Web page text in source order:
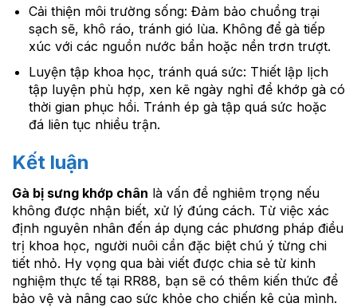
Cải thiện môi trường sống: Đảm bảo chuồng trại
sạch sẽ, khô ráo, tránh gió lùa. Không để gà tiếp
xúc với các nguồn nước bẩn hoặc nền trơn trượt.
Luyện tập khoa học, tránh quá sức: Thiết lập lịch
tập luyện phù hợp, xen kẽ ngày nghỉ để khớp gà có
thời gian phục hồi. Tránh ép gà tập quá sức hoặc
đá liên tục nhiều trận.
Kết luận
Gà bị sưng khớp chân là vấn đề nghiêm trọng nếu
không được nhận biết, xử lý đúng cách. Từ việc xác
định nguyên nhân đến áp dụng các phương pháp điều
trị khoa học, người nuôi cần đặc biệt chú ý từng chi
tiết nhỏ. Hy vọng qua bài viết được chia sẻ từ kinh
nghiệm thực tế tại RR88, bạn sẽ có thêm kiến thức để
bảo vệ và nâng cao sức khỏe cho chiến kê của mình.